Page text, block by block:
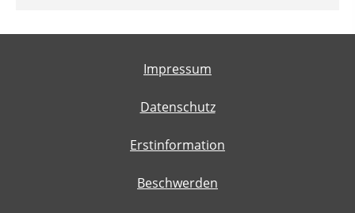
Impressum
Datenschutz
Erstinformation
Beschwerden